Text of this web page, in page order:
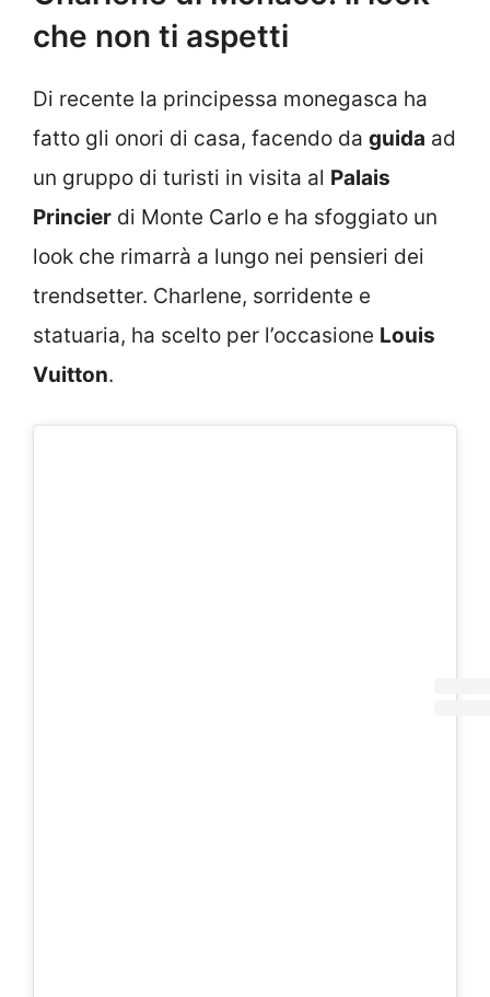
che non ti aspetti
Di recente la principessa monegasca ha
fatto gli onori di casa, facendo da guida ad
un gruppo di turisti in visita al Palais
Princier di Monte Carlo e ha sfoggiato un
look che rimarrà a lungo nei pensieri dei
trendsetter. Charlene, sorridente e
statuaria, ha scelto per l’occasione Louis
Vuitton.